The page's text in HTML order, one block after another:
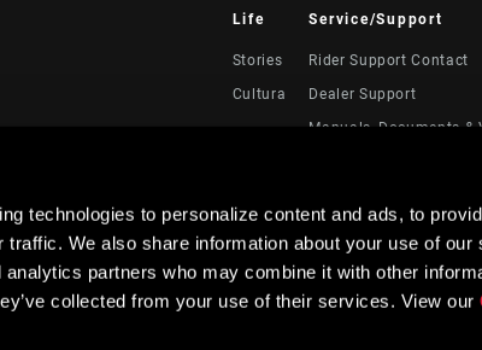
technologies to personalize content and ads, to
traffic. We also share information about your use of our
partners who may combine it with other
collected from your use of their services. View our
Life
Stories
Cultura
Service/Support
Rider Support Contact
Dealer Support
Manuals, Documents &
Registración del
Service Direct